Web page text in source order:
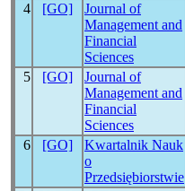
4 [GO]
Journal of
Management and
Financial
Sciences
5 [GO]
Journal of
Management and
Financial
Sciences
6 [GO]
Kwartalnik Nauk
o
Przedsiębiorstwie